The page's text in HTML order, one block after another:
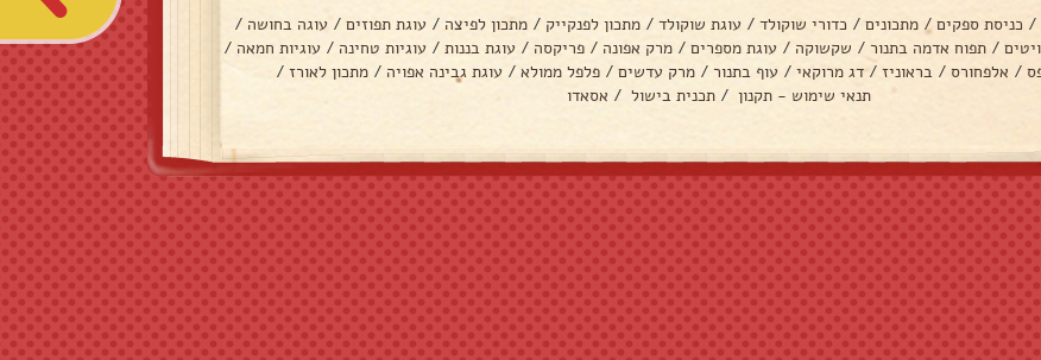
/ כניסת ספקים / מתכונים / כדורי שוקולד / עוגת שוקולד / מתכון לפנקייק / מתכון לפיצה / עוגת תפוזים / עוגה בחושה /
/ תפוח אדמה בתנור / שקשוקה / עוגת מספרים / מרק אפונה / פריקסה / עוגת בננות / עוגיות טחינה / עוגיות חמאה /
/ אלפחורס / בראוניז / דג מרוקאי / עוף בתנור / מרק עדשים / פלפל ממולא / עוגת גבינה אפויה / מתכון לאורז /
תנאי שימוש - תקנון / תכנית בישול / אסאדו